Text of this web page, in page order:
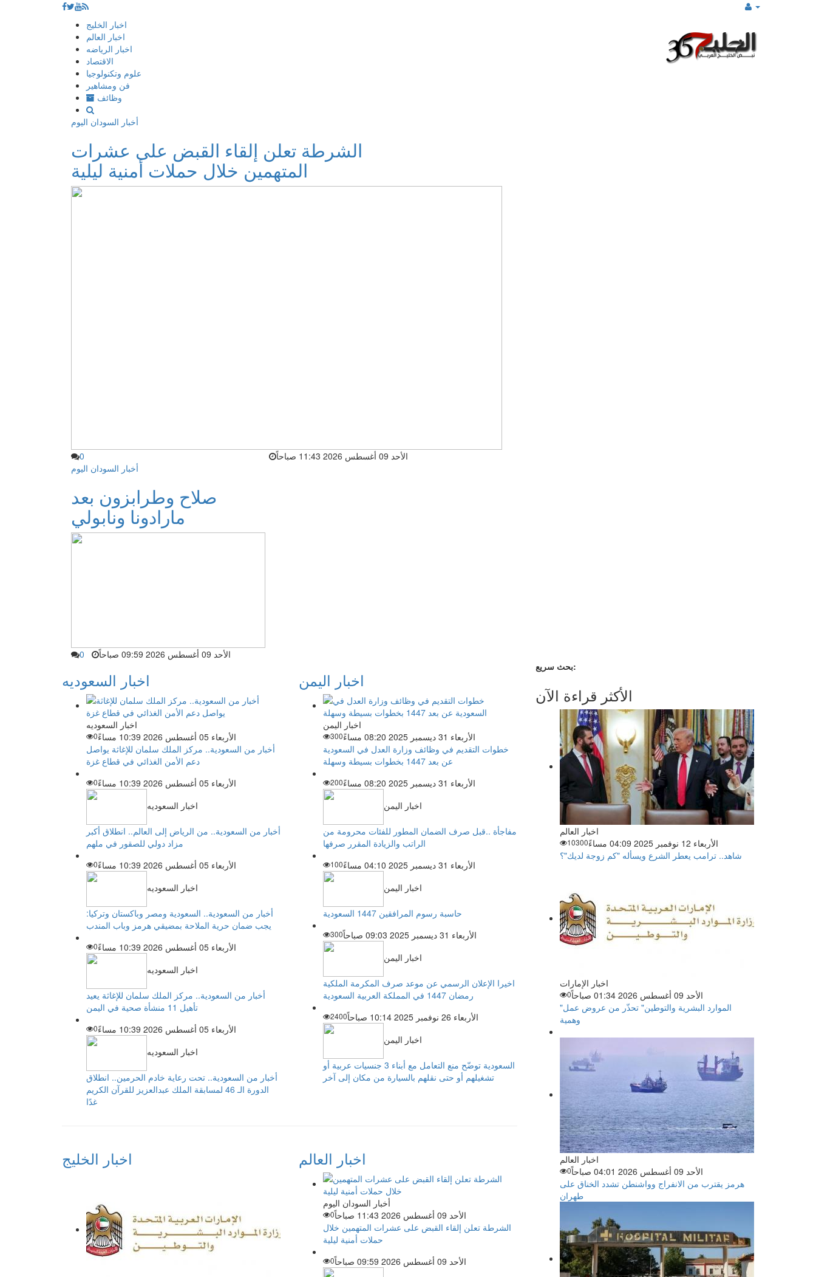
إذهب
المحتوى
اخبار الخليج
اخبار العالم
اخبار الرياضه
الاقتصاد
علوم وتكنولوجيا
فن ومشاهير
وظائف
أخبار السودان اليوم
الشرطة تعلن إلقاء القبض على عشرات
المتهمين خلال حملات أمنية ليلية
الأحد 09 أغسطس 2026 11:43 صباحاً
0
أخبار السودان اليوم
صلاح وطرابزون بعد
مارادونا ونابولي
الأحد 09 أغسطس 2026 09:59 صباحاً 0
اخبار السعوديه
اخبار السعوديه
الأربعاء 05 أغسطس 2026 10:39 مساءً
0
أخبار من السعودية.. مركز الملك سلمان للإغاثة يواصل
دعم الأمن الغذائي في قطاع غزة
الأربعاء 05 أغسطس 2026 10:39 مساءً
0
اخبار السعوديه
أخبار من السعودية.. من الرياض إلى العالم.. انطلاق أكبر
مزاد دولي للصقور في ملهم
الأربعاء 05 أغسطس 2026 10:39 مساءً
0
اخبار السعوديه
أخبار من السعودية.. السعودية ومصر وباكستان وتركيا:
يجب ضمان حرية الملاحة بمضيقي هرمز وباب المندب
الأربعاء 05 أغسطس 2026 10:39 مساءً
0
اخبار السعوديه
أخبار من السعودية.. مركز الملك سلمان للإغاثة يعيد
تأهيل 11 منشأة صحية في اليمن
الأربعاء 05 أغسطس 2026 10:39 مساءً
0
اخبار السعوديه
أخبار من السعودية.. تحت رعاية خادم الحرمين.. انطلاق
الدورة الـ 46 لمسابقة الملك عبدالعزيز للقرآن الكريم
غدًا
اخبار اليمن
اخبار اليمن
الأربعاء 31 ديسمبر 2025 08:20 مساءً
300
خطوات التقديم في وظائف وزارة العدل في السعودية
عن بعد 1447 بخطوات بسيطة وسهلة
الأربعاء 31 ديسمبر 2025 08:20 مساءً
200
اخبار اليمن
مفاجأة ..قبل صرف الضمان المطور للفئات محرومة من
الراتب والزيادة المقرر صرفها
الأربعاء 31 ديسمبر 2025 04:10 مساءً
100
اخبار اليمن
حاسبة رسوم المرافقين 1447 السعودية
الأربعاء 31 ديسمبر 2025 09:03 صباحاً
300
اخبار اليمن
اخيرا الإعلان الرسمي عن موعد صرف المكرمة الملكية
رمضان 1447 في المملكة العربية السعودية
الأربعاء 26 نوفمبر 2025 10:14 صباحاً
2400
اخبار اليمن
السعودية توضّح منع التعامل مع أبناء 3 جنسيات عربية أو
تشغيلهم أو حتى نقلهم بالسيارة من مكان إلى آخر
اخبار الخليج اخبار العالم
أخبار السودان اليوم
الأحد 09 أغسطس 2026 11:43 صباحاً
0
الشرطة تعلن إلقاء القبض على عشرات المتهمين خلال
حملات أمنية ليلية
الأحد 09 أغسطس 2026 09:59 صباحاً
0
بحث سريع:
الأكثر قراءة الآن
اخبار العالم
الأربعاء 12 نوفمبر 2025 04:09 مساءً
10300
شاهد.. ترامب يعطر الشرع ويسأله "كم زوجة لديك"؟
اخبار الإمارات
الأحد 09 أغسطس 2026 01:34 صباحاً
0
"الموارد البشرية والتوطين" تحذّر من عروض عمل
وهمية
اخبار العالم
الأحد 09 أغسطس 2026 04:01 صباحاً
0
هرمز يقترب من الانفراج وواشنطن تشدد الخناق على
طهران